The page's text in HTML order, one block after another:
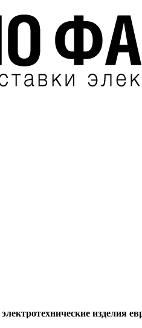
электротехнические изделия